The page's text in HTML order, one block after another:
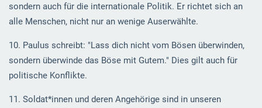
sondern auch für die internationale Politik. Er richtet sich an
alle Menschen, nicht nur an wenige Auserwählte.
10. Paulus schreibt: "Lass dich nicht vom Bösen überwinden,
sondern überwinde das Böse mit Gutem." Dies gilt auch für
politische Konflikte.
11. Soldat*innen und deren Angehörige sind in unseren